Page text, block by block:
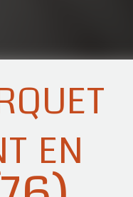
en